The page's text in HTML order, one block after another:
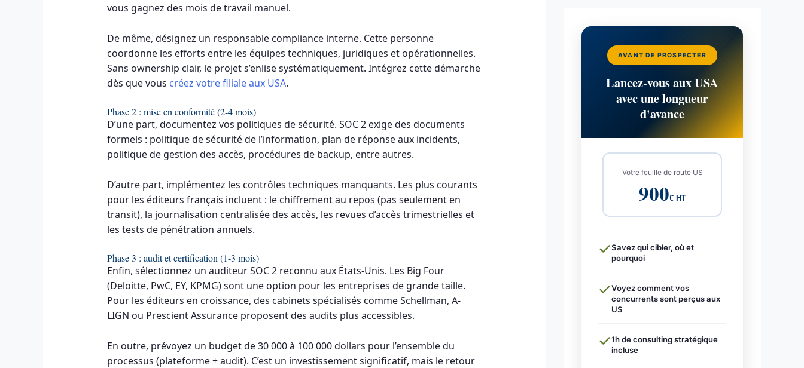
vous gagnez des mois de travail manuel.
De même, désignez un responsable compliance interne. Cette personne
coordonne les efforts entre les équipes techniques, juridiques et opérationnelles.
Sans ownership clair, le projet s’enlise systématiquement. Intégrez cette démarche
dès que vous créez votre filiale aux USA.
Phase 2 : mise en conformité (2-4 mois)
D’une part, documentez vos politiques de sécurité. SOC 2 exige des documents
formels : politique de sécurité de l’information, plan de réponse aux incidents,
politique de gestion des accès, procédures de backup, entre autres.
D’autre part, implémentez les contrôles techniques manquants. Les plus courants
pour les éditeurs français incluent : le chiffrement au repos (pas seulement en
transit), la journalisation centralisée des accès, les revues d’accès trimestrielles et
les tests de pénétration annuels.
Phase 3 : audit et certification (1-3 mois)
Enfin, sélectionnez un auditeur SOC 2 reconnu aux États-Unis. Les Big Four
(Deloitte, PwC, EY, KPMG) sont une option pour les entreprises de grande taille.
Pour les éditeurs en croissance, des cabinets spécialisés comme Schellman, A-
LIGN ou Prescient Assurance proposent des audits plus accessibles.
En outre, prévoyez un budget de 30 000 à 100 000 dollars pour l’ensemble du
processus (plateforme + audit). C’est un investissement significatif, mais le retour
AVANT DE PROSPECTER
Lancez-vous aux USA
avec une longueur
d'avance
Votre feuille de route US
900€ HT
Savez qui cibler, où et
pourquoi
Voyez comment vos
concurrents sont perçus aux
US
1h de consulting stratégique
incluse